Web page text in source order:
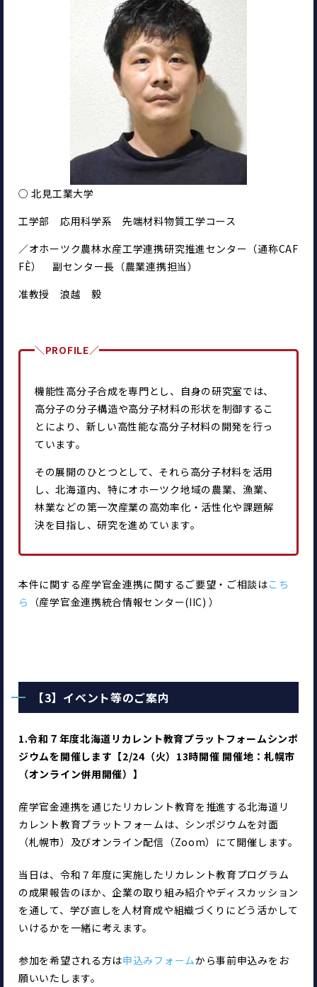
○ 北見工業大学
工学部　応用科学系　先端材料物質工学コース
／オホーツク農林水産工学連携研究推進センター（通称CAF
FÈ）　副センター長（農業連携担当）
准教授　浪越　毅
＼PROFILE／
機能性高分子合成を専門とし、自身の研究室では、
高分子の分子構造や高分子材料の形状を制御するこ
とにより、新しい高性能な高分子材料の開発を行っ
ています。
その展開のひとつとして、それら高分子材料を活用
し、北海道内、特にオホーツク地域の農業、漁業、
林業などの第一次産業の高効率化・活性化や課題解
決を目指し、研究を進めています。
本件に関する産学官金連携に関するご要望・ご相談はこち
ら
（産学官金連携統合情報センター(IIC) ）
【3】イベント等のご案内
1.令和７年度北海道リカレント教育プラットフォームシンポ
ジウムを開催します【2/24（火）13時開催 開催地：札幌市
（オンライン併用開催）】
産学官金連携を通じたリカレント教育を推進する北海道リ
カレント教育プラットフォームは、シンポジウムを対面
（札幌市）及びオンライン配信（Zoom）にて開催します。
当日は、令和７年度に実施したリカレント教育プログラム
の成果報告のほか、企業の取り組み紹介やディスカッション
を通して、学び直しを人材育成や組織づくりにどう活かして
いけるかを一緒に考えます。
参加を希望される方は申込みフォームから事前申込みをお
願いいたします。